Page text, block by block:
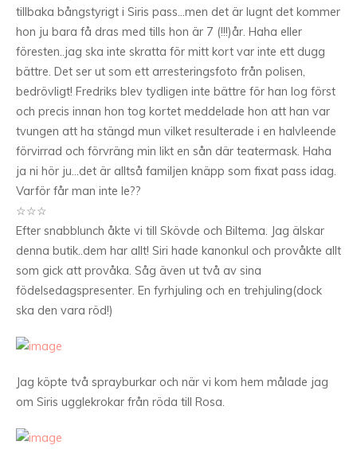
tillbaka bångstyrigt i Siris pass…men det är lugnt det kommer
hon ju bara få dras med tills hon är 7 (!!!)år. Haha eller
föresten..jag ska inte skratta för mitt kort var inte ett dugg
bättre. Det ser ut som ett arresteringsfoto från polisen,
bedrövligt! Fredriks blev tydligen inte bättre för han log först
och precis innan hon tog kortet meddelade hon att han var
tvungen att ha stängd mun vilket resulterade i en halvleende
förvirrad och förvräng min likt en sån där teatermask. Haha
ja ni hör ju…det är alltså familjen knäpp som fixat pass idag.
Varför får man inte le??
☆☆☆
Efter snabblunch åkte vi till Skövde och Biltema. Jag älskar
denna butik..dem har allt! Siri hade kanonkul och provåkte allt
som gick att provåka. Såg även ut två av sina
födelsedagspresenter. En fyrhjuling och en trehjuling(dock
ska den vara röd!)
Jag köpte två sprayburkar och när vi kom hem målade jag
om Siris ugglekrokar från röda till Rosa.